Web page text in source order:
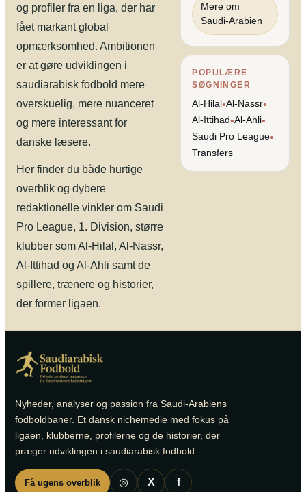
og profiler fra en liga, der har
fået markant global
opmærksomhed. Ambitionen
er at gøre udviklingen i
saudiarabisk fodbold mere
overskuelig, mere nuanceret
og mere interessant for
danske læsere.
Her finder du både hurtige
overblik og dybere
redaktionelle vinkler om Saudi
Pro League, 1. Division, større
klubber som Al-Hilal, Al-Nassr,
Al-Ittihad og Al-Ahli samt de
spillere, trænere og historier,
der former ligaen.
Mere om
Saudi-Arabien
POPULÆRE
SØGNINGER
Al-Hilal•Al-Nassr•
Al-Ittihad•Al-Ahli•
Saudi Pro League•
Transfers
Nyheder, analyser og passion fra Saudi-Arabiens
fodboldbaner. Et dansk nichemedie med fokus på
ligaen, klubberne, profilerne og de historier, der
præger udviklingen i saudiarabisk fodbold.
Få ugens overblik ◎ X f